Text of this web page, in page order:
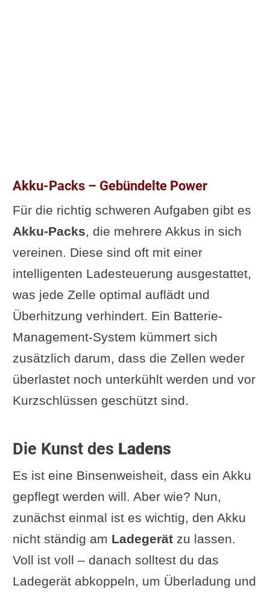
Akku-Packs – Gebündelte Power
Für die richtig schweren Aufgaben gibt es
Akku-Packs, die mehrere Akkus in sich
vereinen. Diese sind oft mit einer
intelligenten Ladesteuerung ausgestattet,
was jede Zelle optimal auflädt und
Überhitzung verhindert. Ein Batterie-
Management-System kümmert sich
zusätzlich darum, dass die Zellen weder
überlastet noch unterkühlt werden und vor
Kurzschlüssen geschützt sind.
Die Kunst des Ladens
Es ist eine Binsenweisheit, dass ein Akku
gepflegt werden will. Aber wie? Nun,
zunächst einmal ist es wichtig, den Akku
nicht ständig am Ladegerätzu lassen.
Voll ist voll – danach solltest du das
Ladegerät abkoppeln, um Überladung und